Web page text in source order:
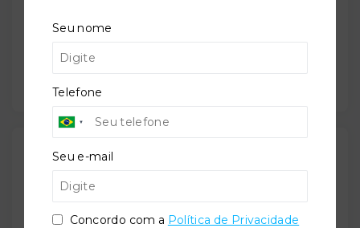
Total de andares:
Características do Condomínio
Academia de ginástica
Seu nome
Telefone
Seu e-mail
Concordo com a Política de Privacidade